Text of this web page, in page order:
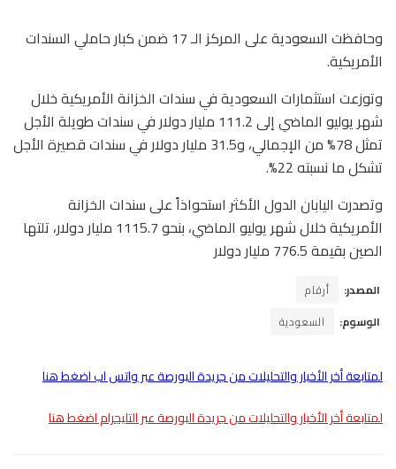
وحافظت السعودية على المركز الـ 17 ضمن كبار حاملي السندات
الأمريكية.
وتوزعت استثمارات السعودية في سندات الخزانة الأمريكية خلال
شهر يوليو الماضي إلى 111.2 مليار دولار في سندات طويلة الأجل
تمثل 78% من الإجمالي، و31.5 مليار دولار في سندات قصيرة الأجل
تشكل ما نسبته 22%.
وتصدرت اليابان الدول الأكثر استحواذاً على سندات الخزانة
الأمريكية خلال شهر يوليو الماضي، بنحو 1115.7 مليار دولار، تلتها
الصين بقيمة 776.5 مليار دولار
المصدر:
أرقام
الوسوم:
السعودية
لمتابعة أخر الأخبار والتحليلات من جريدة البورصة عبر واتس اب اضغط هنا
لمتابعة أخر الأخبار والتحليلات من جريدة البورصة عبر التليجرام اضغط هنا